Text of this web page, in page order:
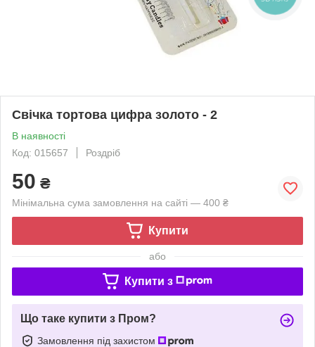
Свічка тортова цифра золото - 2
В наявності
Код: 015657
Роздріб
50 ₴
Мінімальна сума замовлення на сайті — 400 ₴
Купити
або
Купити з
Що таке купити з Пром?
Замовлення під захистом